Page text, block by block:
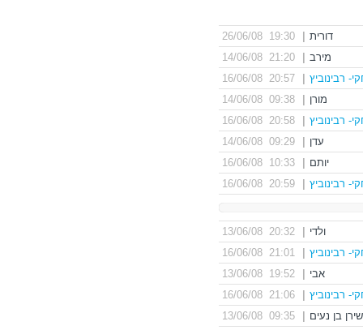
דורית
19:30 26/06/08
מירב
21:20 14/06/08
רבינוביץ
20:57 16/06/08
מורן
09:38 14/06/08
רבינוביץ
20:58 16/06/08
עדן
09:29 14/06/08
יותם
10:33 16/06/08
רבינוביץ
20:59 16/06/08
ולדי
20:32 13/06/08
רבינוביץ
21:01 16/06/08
אבי
19:52 13/06/08
רבינוביץ
21:06 16/06/08
שירן בן נעים
09:35 13/06/08